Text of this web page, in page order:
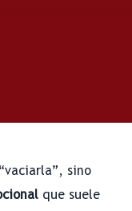
sino
que suele